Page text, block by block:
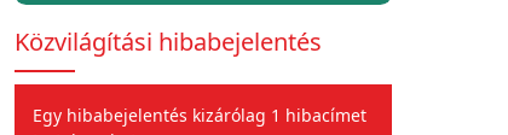
Közvilágítási hibabejelentés
Egy hibabejelentés kizárólag 1 hibacímet